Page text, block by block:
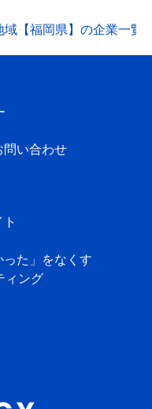
域【福岡県】の企業一覧
問い合わせ
た」をなくす
ィング